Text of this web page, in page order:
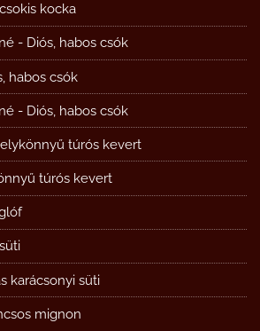
kocka
- Diós, habos csók
habos csók
- Diós, habos csók
túrós kevert
túrós kevert
karácsonyi süti
mignon